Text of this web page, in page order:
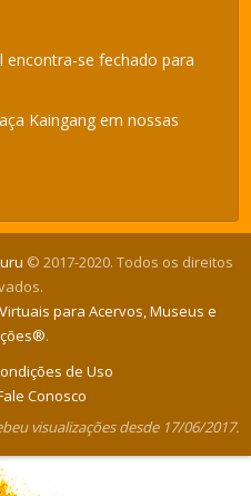
encontra-se fechado para
Kaingang em nossas
© 2017-2020. Todos os direitos
para Acervos, Museus e
.
de Uso
Conosco
visualizações desde 17/06/2017.